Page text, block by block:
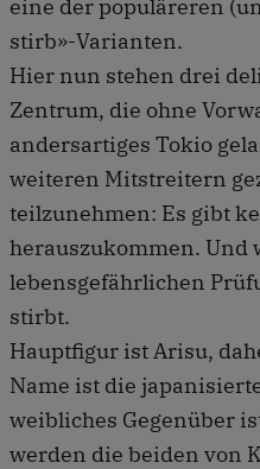
eine der populäreren
stirb»-Varianten.
Hier nun stehen drei
Zentrum, die ohne
andersartiges Tokio
weiteren Mitstreitern
teilzunehmen: Es gibt
herauszukommen. Und
lebensgefährlichen
stirbt.
Hauptfigur ist Arisu,
Name ist die
weibliches Gegenüber
werden die beiden von